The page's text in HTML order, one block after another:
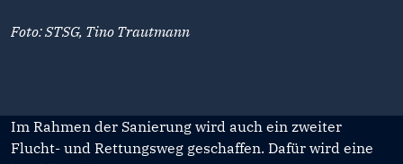
Foto: STSG, Tino Trautmann
Im Rahmen der Sanierung wird auch ein zweiter
Flucht- und Rettungsweg geschaffen. Dafür wird eine